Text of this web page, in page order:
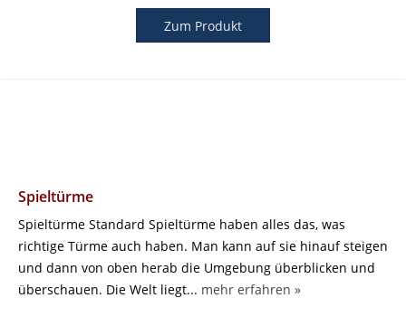
Zum Produkt
Spieltürme
Spieltürme Standard Spieltürme haben alles das, was
richtige Türme auch haben. Man kann auf sie hinauf steigen
und dann von oben herab die Umgebung überblicken und
überschauen. Die Welt liegt... mehr erfahren »